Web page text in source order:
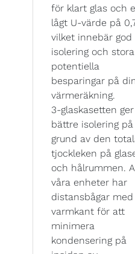
för klart glas och
lågt U-värde på
vilket innebär god
isolering och stora
potentiella
besparingar på
värmeräkning.
3-glaskasetten ger
bättre isolering på
grund av den
tjockleken på
och hålrummen.
våra enheter har
distansbågar med
varmkant för att
minimera
kondensering på